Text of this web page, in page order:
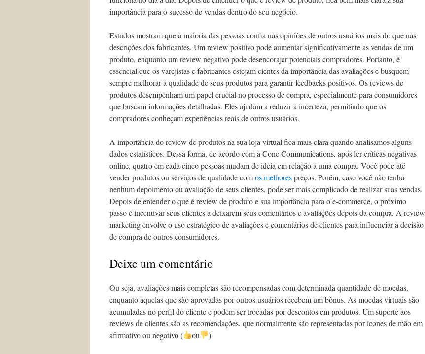
importância para o sucesso de vendas dentro do seu negócio.
Estudos mostram que a maioria das pessoas confia nas opiniões de outros usuários mais do que nas
descrições dos fabricantes. Um review positivo pode aumentar significativamente as vendas de um
produto, enquanto um review negativo pode desencorajar potenciais compradores. Portanto, é
essencial que os varejistas e fabricantes estejam cientes da importância das avaliações e busquem
sempre melhorar a qualidade de seus produtos para garantir feedbacks positivos. Os reviews de
produtos desempenham um papel crucial no processo de compra, especialmente para consumidores
que buscam informações detalhadas. Eles ajudam a reduzir a incerteza, permitindo que os
compradores conheçam experiências reais de outros usuários.
A importância do review de produtos na sua loja virtual fica mais clara quando analisamos alguns
dados estatísticos. Dessa forma, de acordo com a Cone Communications, após ler críticas negativas
online, quatro em cada cinco pessoas mudam de ideia em relação a uma compra. Você pode até
vender produtos ou serviços de qualidade comos melhorespreços. Porém, caso você não tenha
nenhum depoimento ou avaliação de seus clientes, pode ser mais complicado de realizar suas vendas.
Depois de entender o que é review de produto e sua importância para o e-commerce, o próximo
passo é incentivar seus clientes a deixarem seus comentários e avaliações depois da compra. A review
marketing envolve o uso estratégico de avaliações e comentários de clientes para influenciar a decisão
de compra de outros consumidores.
Deixe um comentário
Ou seja, avaliações mais completas são recompensadas com determinada quantidade de moedas,
enquanto aquelas que são aprovadas por outros usuários recebem um bônus. As moedas virtuais são
acumuladas no perfil do cliente e podem ser trocadas por descontos em produtos. Um suporte aos
reviews de clientes são as recomendações, que normalmente são representadas por ícones de mão em
afirmativo ou negativo (
ou ).